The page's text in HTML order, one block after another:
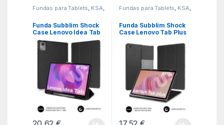
Fundas para Tablets, KSA,
Funda Subblim Shock
Case Lenovo Idea Tab
11″ 2025/ Negra
Fundas para Tablets, KSA,
Funda Subblim Shock
Case Lenovo Tab Plus